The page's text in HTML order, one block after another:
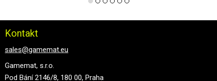
Kontakt
sales@gamemat.eu
Gamemat, s.r.o.
Pod Bání 2146/8, 180 00, Praha